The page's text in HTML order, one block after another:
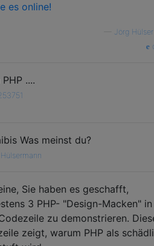
es online!
Jörg
....
Was meinst du?
Sie haben es geschafft,
3 PHP- "Design-Macken" in
zu demonstrieren.
zeigt, warum PHP als